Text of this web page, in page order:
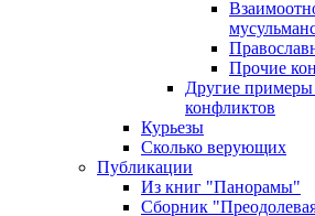
Прочие
Другие примеры
конфликтов
Курьезы
Сколько верующих
Публикации
Из книг "Панорамы"
Сборник